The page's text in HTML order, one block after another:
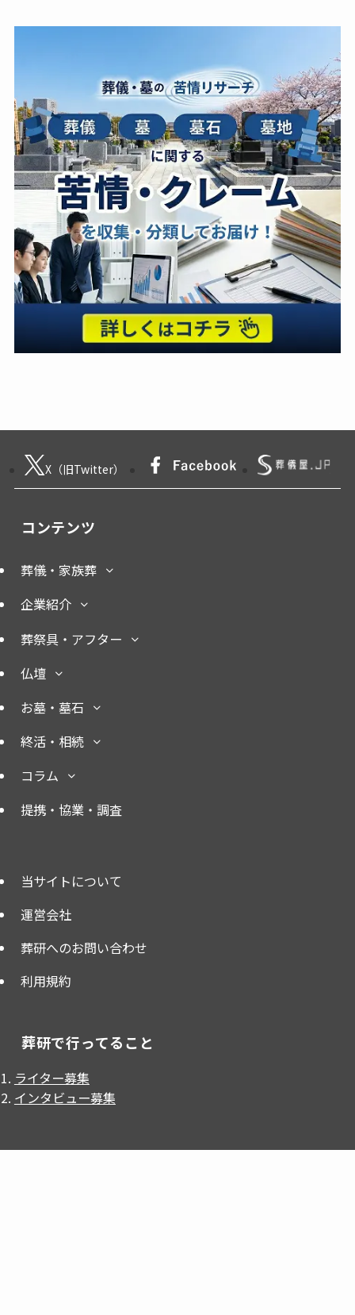
X（旧Twitter）
コンテンツ
葬儀・家族葬
企業紹介
葬祭具・アフター
仏壇
お墓・墓石
終活・相続
コラム
提携・協業・調査
当サイトについて
運営会社
葬研へのお問い合わせ
利用規約
葬研で行ってること
ライター募集
インタビュー募集